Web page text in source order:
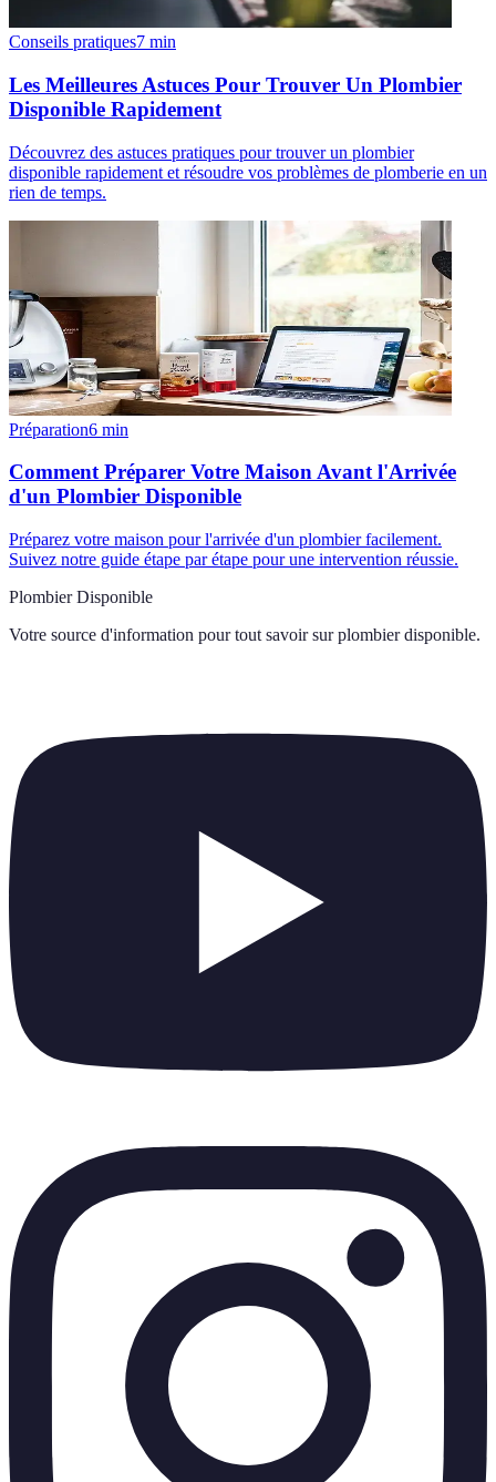
Conseils pratiques7 min
Les Meilleures Astuces Pour Trouver Un Plombier
Disponible Rapidement
Découvrez des astuces pratiques pour trouver un plombier
disponible rapidement et résoudre vos problèmes de plomberie en un
rien de temps.
Préparation6 min
Comment Préparer Votre Maison Avant l'Arrivée
d'un Plombier Disponible
Préparez votre maison pour l'arrivée d'un plombier facilement.
Suivez notre guide étape par étape pour une intervention réussie.
Plombier Disponible
Votre source d'information pour tout savoir sur plombier disponible.